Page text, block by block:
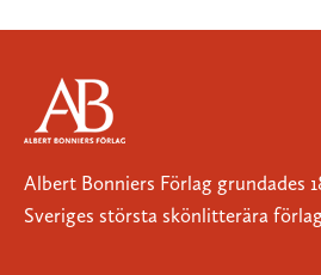
Albert Bonniers Förlag grundades
Sveriges största skönlitterära